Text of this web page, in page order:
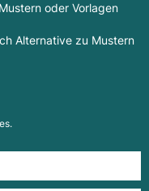
oder Vorlagen
Alternative zu Mustern